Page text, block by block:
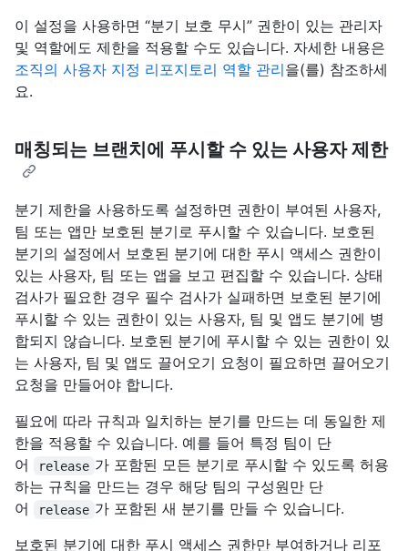
이 설정을 사용하면 “분기 보호 무시” 권한이 있는 관리자
및 역할에도 제한을 적용할 수도 있습니다. 자세한 내용은
조직의 사용자 지정 리포지토리 역할 관리을(를) 참조하세
요.
매칭되는 브랜치에 푸시할 수 있는 사용자 제한
분기 제한을 사용하도록 설정하면 권한이 부여된 사용자,
팀 또는 앱만 보호된 분기로 푸시할 수 있습니다. 보호된
분기의 설정에서 보호된 분기에 대한 푸시 액세스 권한이
있는 사용자, 팀 또는 앱을 보고 편집할 수 있습니다. 상태
검사가 필요한 경우 필수 검사가 실패하면 보호된 분기에
푸시할 수 있는 권한이 있는 사용자, 팀 및 앱도 분기에 병
합되지 않습니다. 보호된 분기에 푸시할 수 있는 권한이 있
는 사용자, 팀 및 앱도 끌어오기 요청이 필요하면 끌어오기
요청을 만들어야 합니다.
필요에 따라 규칙과 일치하는 분기를 만드는 데 동일한 제
한을 적용할 수 있습니다. 예를 들어 특정 팀이 단
어
release 가 포함된 모든 분기로 푸시할 수 있도록 허용
하는 규칙을 만드는 경우 해당 팀의 구성원만 단
어
release 가 포함된 새 분기를 만들 수 있습니다.
보호된 분기에 대한 푸시 액세스 권한만 부여하거나 리포